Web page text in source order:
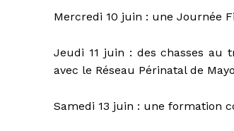
Mercredi 10 juin : une Journée
Jeudi 11 juin : des chasses au
avec le Réseau Périnatal de
Samedi 13 juin : une formation